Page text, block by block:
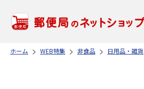
ホーム WEB特集 非食品 日用品・雑貨